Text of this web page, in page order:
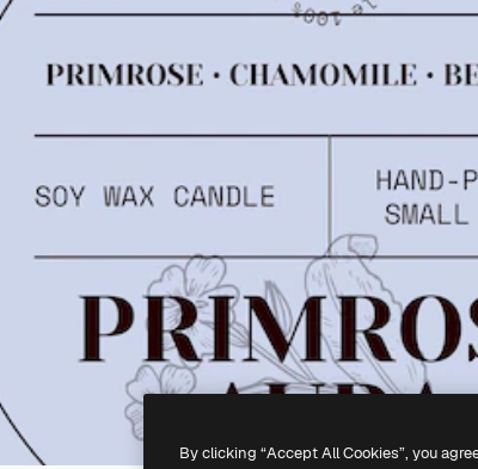
By clicking “Accept All Cookies”, you